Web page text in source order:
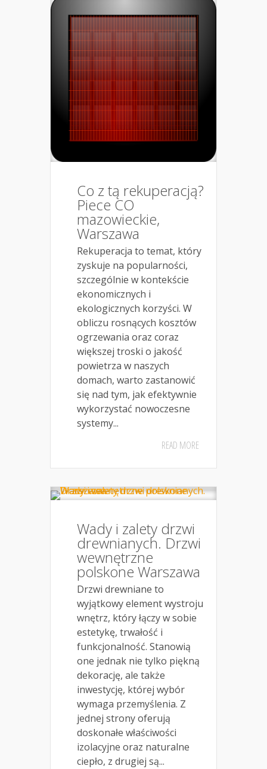
Co z tą rekuperacją?
Piece CO
mazowieckie,
Warszawa
Rekuperacja to temat, który
zyskuje na popularności,
szczególnie w kontekście
ekonomicznych i
ekologicznych korzyści. W
obliczu rosnących kosztów
ogrzewania oraz coraz
większej troski o jakość
powietrza w naszych
domach, warto zastanowić
się nad tym, jak efektywnie
wykorzystać nowoczesne
systemy...
READ MORE
Wady i zalety drzwi
drewnianych. Drzwi
wewnętrzne
polskone Warszawa
Drzwi drewniane to
wyjątkowy element wystroju
wnętrz, który łączy w sobie
estetykę, trwałość i
funkcjonalność. Stanowią
one jednak nie tylko piękną
dekorację, ale także
inwestycję, której wybór
wymaga przemyślenia. Z
jednej strony oferują
doskonałe właściwości
izolacyjne oraz naturalne
ciepło, z drugiej są...